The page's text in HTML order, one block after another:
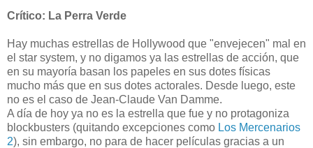
Crítico: La Perra Verde
Hay muchas estrellas de Hollywood que "envejecen" mal en
el star system, y no digamos ya las estrellas de acción, que
en su mayoría basan los papeles en sus dotes físicas
mucho más que en sus dotes actorales. Desde luego, este
no es el caso de Jean-Claude Van Damme.
A día de hoy ya no es la estrella que fue y no protagoniza
blockbusters (quitando excepciones como Los Mercenarios
2), sin embargo, no para de hacer películas gracias a un